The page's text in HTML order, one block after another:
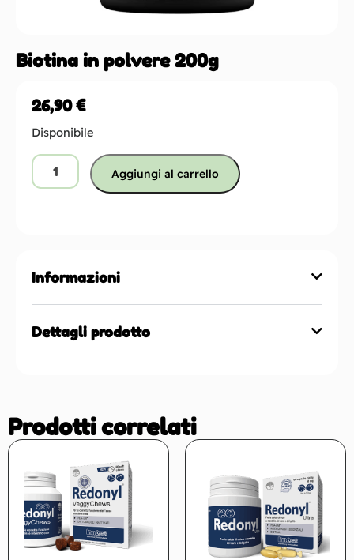
Biotina in polvere 200g
26,90€
Disponibile
Aggiungi al carrello
Informazioni
Dettagli prodotto
Prodotti correlati